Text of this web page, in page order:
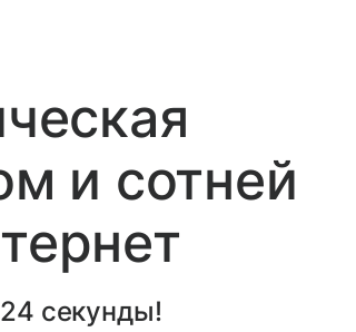
и сотней
секунды!